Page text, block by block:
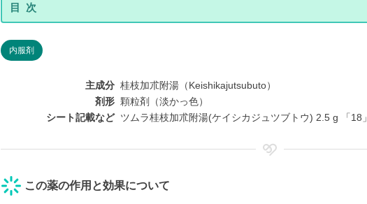
内服剤
主成分 桂枝加朮附湯（Keishikajutsubuto）
剤形 顆粒剤（淡かっ色）
シート記載など ツムラ桂枝加朮附湯(ケイシカジュツブトウ) 2.5 g 「18」
この薬の作用と効果について